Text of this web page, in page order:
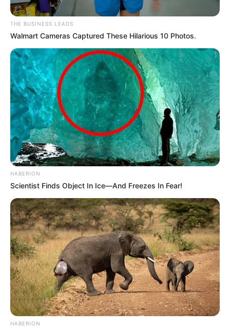
THE BUSINESS LEADS
Walmart Cameras Captured These Hilarious 10 Photos.
HABERION
Scientist Finds Object In Ice—And Freezes In Fear!
HABERION